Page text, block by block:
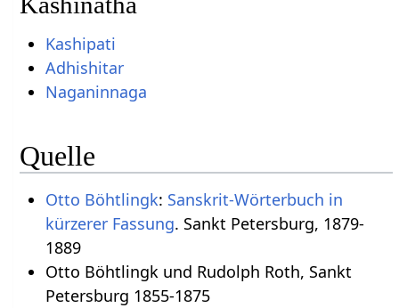
Kashipati
Adhishitar
Naganinnaga
Quelle
Otto Böhtlingk: Sanskrit-Wörterbuch in
kürzerer Fassung. Sankt Petersburg, 1879-
1889
Otto Böhtlingk und Rudolph Roth, Sankt
Petersburg 1855-1875